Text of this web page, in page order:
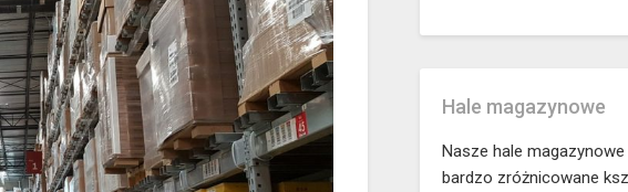
Hale magazynowe
Nasze hale
bardzo zróżnicowane